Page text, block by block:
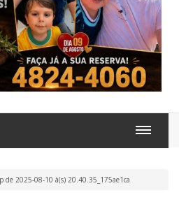
de 2025-08-10 à(s) 20.40.35_175ae1ca